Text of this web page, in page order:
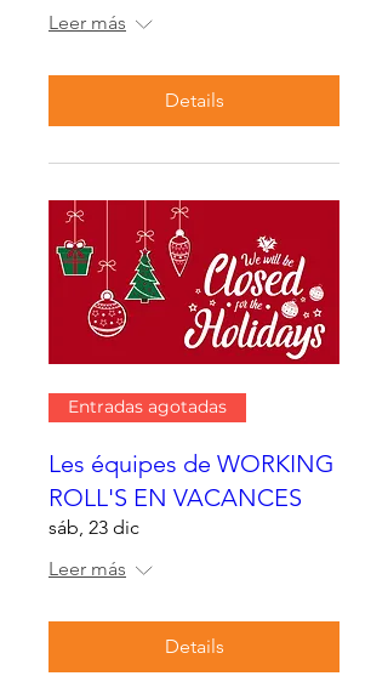
Leer más
Details
Entradas agotadas
Les équipes de WORKING
ROLL'S EN VACANCES
sáb, 23 dic
Leer más
Details